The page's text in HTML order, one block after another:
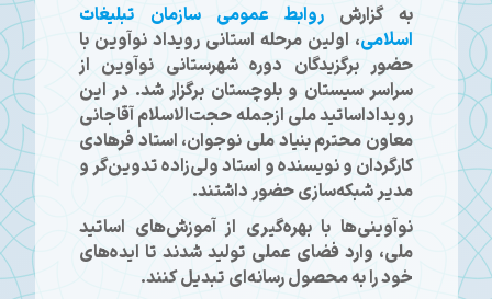
به گزارش روابط عمومی سازمان تبلیغات
اسلامی، اولین مرحله استانی رویداد نوآوین با
حضور برگزیدگان دوره شهرستانی نوآوین از
سراسر سیستان و بلوچستان برگزار شد. در این
رویداداساتید ملی ازجملهحجت‌الاسلام آقاجانی
معاون محترم بنیاد ملی نوجوان، استاد فرهادی
کارگردان و نویسنده و استاد ولی‌زادهتدوین‌گر و
مدیر شبکه‌سازی حضور داشتند.
نوآوینی‌ها با بهره‌گیری از آموزش‌های اساتید
ملی، وارد فضای عملی تولید شدند تا ایده‌های
خود را به محصول رسانه‌ای تبدیل کنند.